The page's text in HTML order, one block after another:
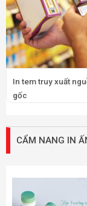
In tem truy xuất
gốc
CẨM NANG IN